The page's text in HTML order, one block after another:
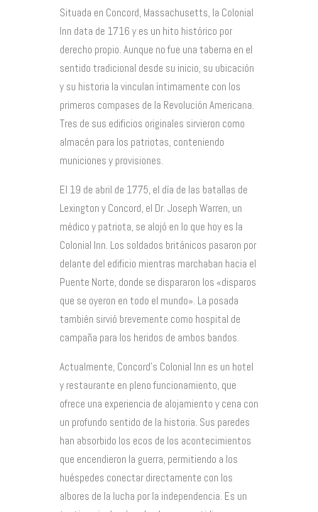
Situada en Concord, Massachusetts, la Colonial
Inn data de 1716 y es un hito histórico por
derecho propio. Aunque no fue una taberna en el
sentido tradicional desde su inicio, su ubicación
y su historia la vinculan íntimamente con los
primeros compases de la Revolución Americana.
Tres de sus edificios originales sirvieron como
almacén para los patriotas, conteniendo
municiones y provisiones.
El 19 de abril de 1775, el día de las batallas de
Lexington y Concord, el Dr. Joseph Warren, un
médico y patriota, se alojó en lo que hoy es la
Colonial Inn. Los soldados británicos pasaron por
delante del edificio mientras marchaban hacia el
Puente Norte, donde se dispararon los «disparos
que se oyeron en todo el mundo». La posada
también sirvió brevemente como hospital de
campaña para los heridos de ambos bandos.
Actualmente, Concord’s Colonial Inn es un hotel
y restaurante en pleno funcionamiento, que
ofrece una experiencia de alojamiento y cena con
un profundo sentido de la historia. Sus paredes
han absorbido los ecos de los acontecimientos
que encendieron la guerra, permitiendo a los
huéspedes conectar directamente con los
albores de la lucha por la independencia. Es un